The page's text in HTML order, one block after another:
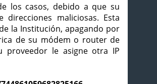
los casos, debido a que su
maliciosas. Esta
la Institución, apagando por
de su módem o router de
le asigne otra IP